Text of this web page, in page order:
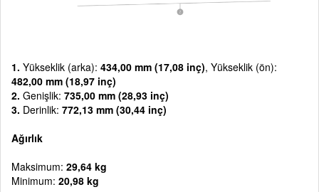
1. Yükseklik (arka): 434,00 mm (17,08 inç), Yükseklik (ön):
482,00 mm (18,97 inç)
2. Genişlik: 735,00 mm (28,93 inç)
3. Derinlik: 772,13 mm (30,44 inç)
Ağırlık
Maksimum: 29,64 kg
Minimum: 20,98 kg